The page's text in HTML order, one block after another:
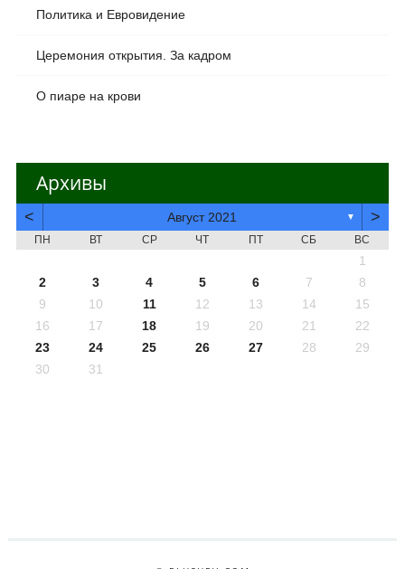
Политика и Евровидение
Церемония открытия. За кадром
О пиаре на крови
Архивы
< Август 2021 ▼ >
ПН ВТ СР ЧТ ПТ СБ ВС
1
2
3 4 5 6 7
8
9
10 11 12 13 14
15
16
17 18 19 20 21
22
23
24 25 26 27 28
29
30
31